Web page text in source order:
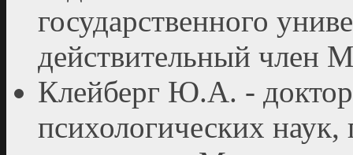
государственного
действительный член
Клейберг Ю.А. - доктор
психологических наук,